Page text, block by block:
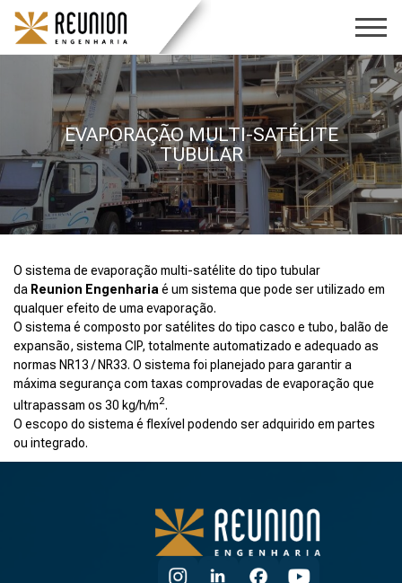
EVAPORAÇÃO MULTI-SATÉLITE
TUBULAR
O sistema de evaporação multi-satélite do tipo tubular
da Reunion Engenharia é um sistema que pode ser utilizado em
qualquer efeito de uma evaporação.
O sistema é composto por satélites do tipo casco e tubo, balão de
expansão, sistema CIP, totalmente automatizado e adequado as
normas NR13 / NR33. O sistema foi planejado para garantir a
máxima segurança com taxas comprovadas de evaporação que
ultrapassam os 30 kg/h/m2.
O escopo do sistema é flexível podendo ser adquirido em partes
ou integrado.